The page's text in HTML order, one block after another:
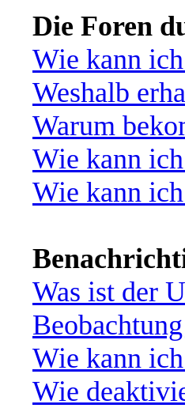
Die Foren
Wie kann
Weshalb
Warum
Wie kann
Wie kann
Was ist der
Wie kann
Wie